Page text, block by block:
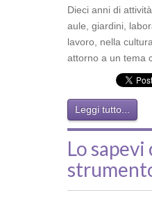
Dieci anni di
aule, giardini,
lavoro, nella
attorno a un tema
Leggi tutto...
Lo